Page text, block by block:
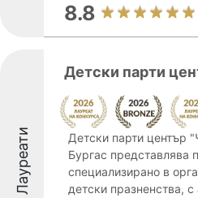
8.8
Лауреати
Детски парти
Детски парти център
Бургас представлява
специализирано в
детски празненства,